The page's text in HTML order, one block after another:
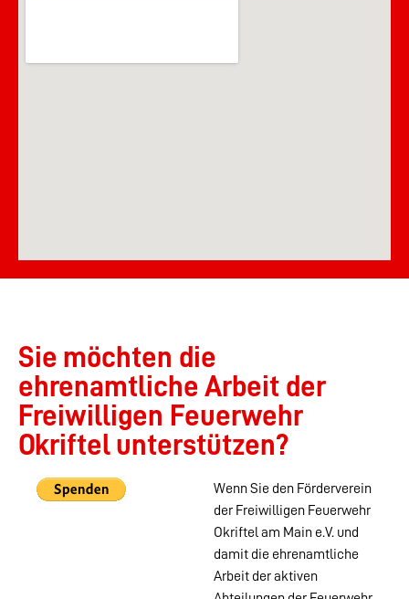
Sie möchten die
ehrenamtliche Arbeit der
Freiwilligen Feuerwehr
Okriftel unterstützen?
Wenn Sie den Förderverein
der Freiwilligen Feuerwehr
Okriftel am Main e.V. und
damit die ehrenamtliche
Arbeit der aktiven